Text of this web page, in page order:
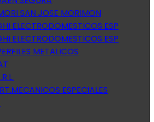
SAN JOSE MORIMON
ELECTRODOMESTICOS ESP
ELECTRODOMESTICOS ESP
METALICOS
ESPECIALES